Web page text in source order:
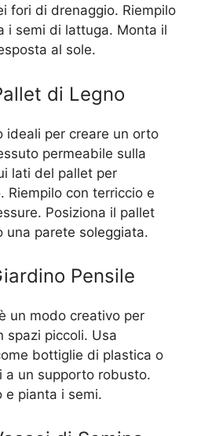
fori di drenaggio. Riempilo
i semi di lattuga. Monta il
al sole.
di Legno
ideali per creare un orto
permeabile sulla
lati del pallet per
Riempilo con terriccio e
Posiziona il pallet
una parete soleggiata.
Pensile
un modo creativo per
spazi piccoli. Usa
bottiglie di plastica o
a un supporto robusto.
e pianta i semi.